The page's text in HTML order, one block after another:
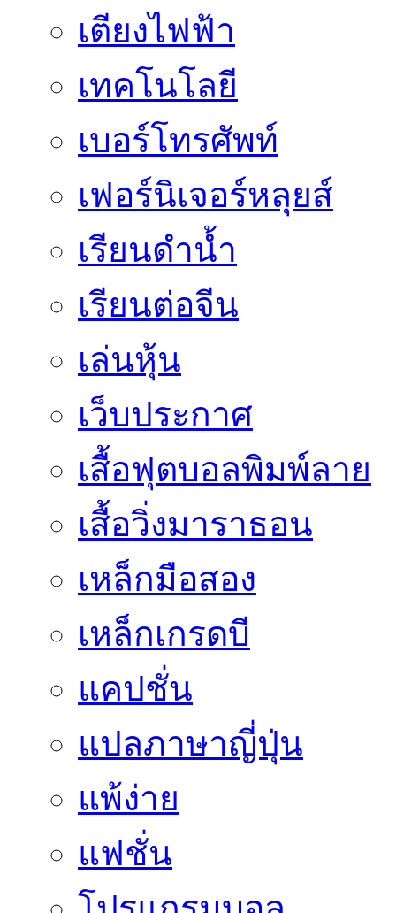
เตียงไฟฟ้า
เทคโนโลยี
เบอร์โทรศัพท์
เฟอร์นิเจอร์หลุยส์
เรียนดำน้ำ
เรียนต่อจีน
เล่นหุ้น
เว็บประกาศ
เสื้อฟุตบอลพิมพ์ลาย
เสื้อวิ่งมาราธอน
เหล็กมือสอง
เหล็กเกรดบี
แคปชั่น
แปลภาษาญี่ปุ่น
แพ้ง่าย
แฟชั่น